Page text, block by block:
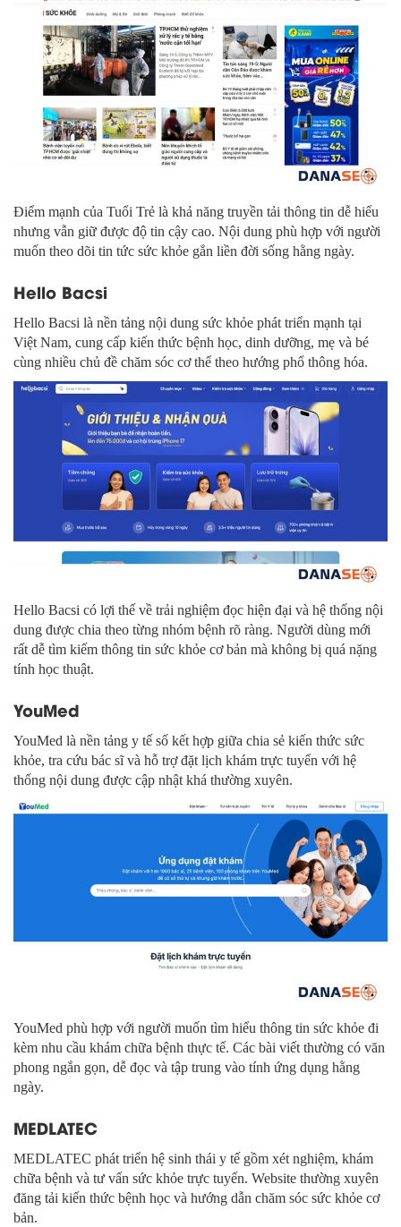
Điểm mạnh của Tuổi Trẻ là khả năng truyền tải thông tin dễ hiểu
nhưng vẫn giữ được độ tin cậy cao. Nội dung phù hợp với người
muốn theo dõi tin tức sức khỏe gắn liền đời sống hằng ngày.
Hello Bacsi
Hello Bacsi là nền tảng nội dung sức khỏe phát triển mạnh tại
Việt Nam, cung cấp kiến thức bệnh học, dinh dưỡng, mẹ và bé
cùng nhiều chủ đề chăm sóc cơ thể theo hướng phổ thông hóa.
Hello Bacsi có lợi thế về trải nghiệm đọc hiện đại và hệ thống nội
dung được chia theo từng nhóm bệnh rõ ràng. Người dùng mới
rất dễ tìm kiếm thông tin sức khỏe cơ bản mà không bị quá nặng
tính học thuật.
YouMed
YouMed là nền tảng y tế số kết hợp giữa chia sẻ kiến thức sức
khỏe, tra cứu bác sĩ và hỗ trợ đặt lịch khám trực tuyến với hệ
thống nội dung được cập nhật khá thường xuyên.
YouMed phù hợp với người muốn tìm hiểu thông tin sức khỏe đi
kèm nhu cầu khám chữa bệnh thực tế. Các bài viết thường có văn
phong ngắn gọn, dễ đọc và tập trung vào tính ứng dụng hằng
ngày.
MEDLATEC
MEDLATEC phát triển hệ sinh thái y tế gồm xét nghiệm, khám
chữa bệnh và tư vấn sức khỏe trực tuyến. Website thường xuyên
đăng tải kiến thức bệnh học và hướng dẫn chăm sóc sức khỏe cơ
bản.